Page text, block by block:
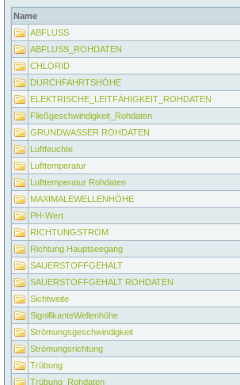
Name
ABFLUSS
ABFLUSS_ROHDATEN
CHLORID
DURCHFAHRTSHÖHE
ELEKTRISCHE_LEITFÄHIGKEIT_ROHDATEN
Fließgeschwindigkeit_Rohdaten
GRUNDWASSER ROHDATEN
Luftfeuchte
Lufttemperatur
Lufttemperatur Rohdaten
MAXIMALEWELLENHÖHE
PH-Wert
RICHTUNGSTROM
Richtung Hauptseegang
SAUERSTOFFGEHALT
SAUERSTOFFGEHALT ROHDATEN
Sichtweite
SignifikanteWellenhöhe
Strömungsgeschwindigkeit
Strömungsrichtung
Trübung
Trübung_Rohdaten